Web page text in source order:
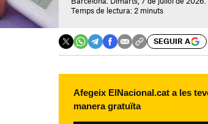
Temps de lectura: 2 minuts
SEGUIR A
Afegeix ElNacional.cat a les
manera gratuïta